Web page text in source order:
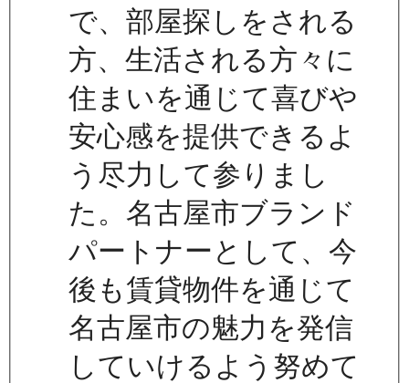
で、部屋探しをされる
方、生活される方々に
住まいを通じて喜びや
安心感を提供できるよ
う尽力して参りまし
た。名古屋市ブランド
パートナーとして、今
後も賃貸物件を通じて
名古屋市の魅力を発信
していけるよう努めて